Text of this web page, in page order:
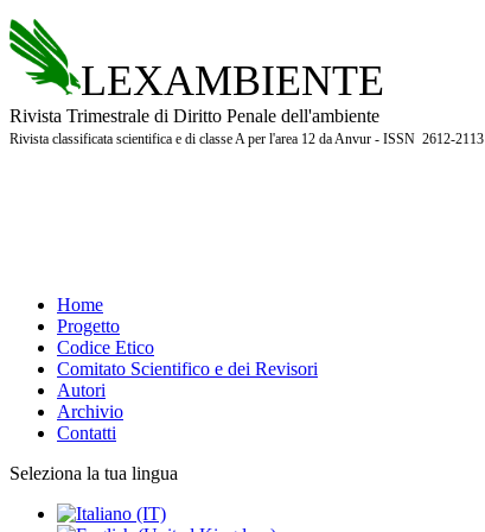
LEXAMBIENTE
Rivista Trimestrale di Diritto Penale dell'ambiente
Rivista classificata scientifica e di classe A per l'area 12 da Anvur - ISSN 2612-2113
Home
Progetto
Codice Etico
Comitato Scientifico e dei Revisori
Autori
Archivio
Contatti
Seleziona la tua lingua